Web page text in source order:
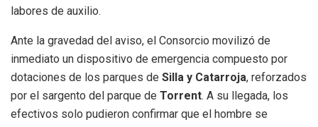
labores de auxilio.
Ante la gravedad del aviso, el Consorcio movilizó de
inmediato un dispositivo de emergencia compuesto por
dotaciones de los parques de Silla y Catarroja, reforzados
por el sargento del parque de Torrent. A su llegada, los
efectivos solo pudieron confirmar que el hombre se